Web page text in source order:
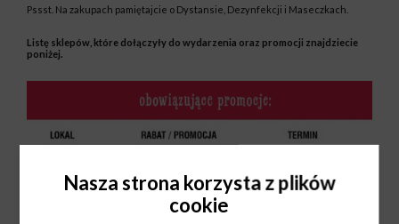
Pssst. Na zakupach pamiętajcie o Dystansie, Dezynfekcji i Maseczkach.
Listę sklepów, które dołączyły do wydarzenia oraz promocji znajdziecie
poniżej.
Nasza strona korzysta z plików
cookie